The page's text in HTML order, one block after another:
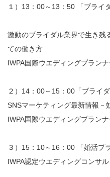
１）13：00～13：50 「ブライ
激動のブライダル業界で生き残
ての働き方
IWPA国際ウエディングプラ
２）14：00～15：00「ブライダ
SNSマーケティング最新情報－
IWPA国際ウエディングプラ
３）15：10～16：00 「婚活プ
IWPA認定ウエディングコンサ